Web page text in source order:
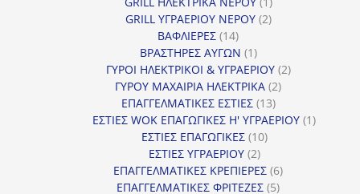
προϊόν
GRILL ΥΓΡΑΕΡΙΟΥ ΝΕΡΟΥ 22
ΒΑΦΛΙΕΡΕΣ 1414
προϊόντα
ΒΡΑΣΤΗΡΕΣ ΑΥΓΩΝ 11
προϊόν
ΓΥΡΟΙ ΗΛΕΚΤΡΙΚΟΙ & ΥΓΡΑΕΡΙΟΥ 22
ΓΥΡΟΥ ΜΑΧΑΙΡΙΑ ΗΛΕΚΤΡΙΚΑ 22
ΕΠΑΓΓΕΛΜΑΤΙΚΕΣ ΕΣΤΙΕΣ 1313
προϊόντα
ΕΣΤΙΕΣ WOK ΕΠΑΓΩΓΙΚΕΣ Η' ΥΓΡΑΕΡΙΟΥ 11
ΕΣΤΙΕΣ ΕΠΑΓΩΓΙΚΕΣ 1010
ΕΣΤΙΕΣ ΥΓΡΑΕΡΙΟΥ 22
προϊόντα
ΕΠΑΓΓΕΛΜΑΤΙΚΕΣ ΚΡΕΠΙΕΡΕΣ 66
προϊόντα
ΕΠΑΓΓΕΛΜΑΤΙΚΕΣ ΦΡΙΤΕΖΕΣ 55